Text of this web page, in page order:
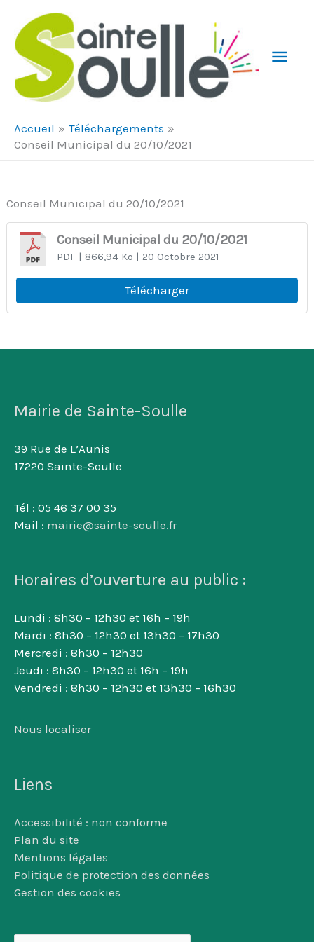
Accueil
Téléchargements
Conseil Municipal du 20/10/2021
Conseil Municipal du 20/10/2021
Conseil Municipal du 20/10/2021
PDF| 866,94 Ko | 20 Octobre 2021
Télécharger
Mairie de Sainte-Soulle
39 Rue de L’Aunis
17220 Sainte-Soulle
Tél : 05 46 37 00 35
Mail : mairie@sainte-soulle.fr
Horaires d’ouverture au public :
Lundi : 8h30 – 12h30 et 16h – 19h
Mardi : 8h30 – 12h30 et 13h30 – 17h30
Mercredi : 8h30 – 12h30
Jeudi : 8h30 – 12h30 et 16h – 19h
Vendredi : 8h30 – 12h30 et 13h30 – 16h30
Nous localiser
Liens
Accessibilité : non conforme
Plan du site
Mentions légales
Politique de protection des données
Gestion des cookies